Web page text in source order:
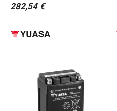
282,54 €